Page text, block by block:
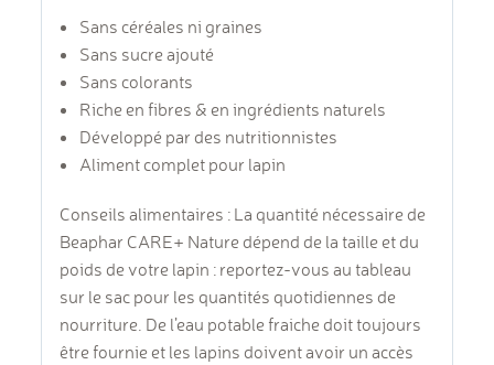
Sans céréales ni graines
Sans sucre ajouté
Sans colorants
Riche en fibres & en ingrédients naturels
Développé par des nutritionnistes
Aliment complet pour lapin
Conseils alimentaires : La quantité nécessaire de
Beaphar CARE+ Nature dépend de la taille et du
poids de votre lapin : reportez-vous au tableau
sur le sac pour les quantités quotidiennes de
nourriture. De l’eau potable fraiche doit toujours
être fournie et les lapins doivent avoir un accès